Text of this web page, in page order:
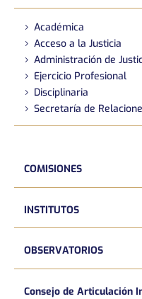
Académica
Acceso a la Justicia
Administración de
Ejercicio Profesional
Disciplinaria
Secretaría de
COMISIONES
INSTITUTOS
OBSERVATORIOS
Consejo de Articulación